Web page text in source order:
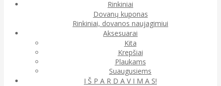
Rinkiniai
Dovanų kuponas
Rinkiniai, dovanos naujagimiui
Aksesuarai
Kita
Krepšiai
Plaukams
Suaugusiems
I Š P A R D A V I M A S!